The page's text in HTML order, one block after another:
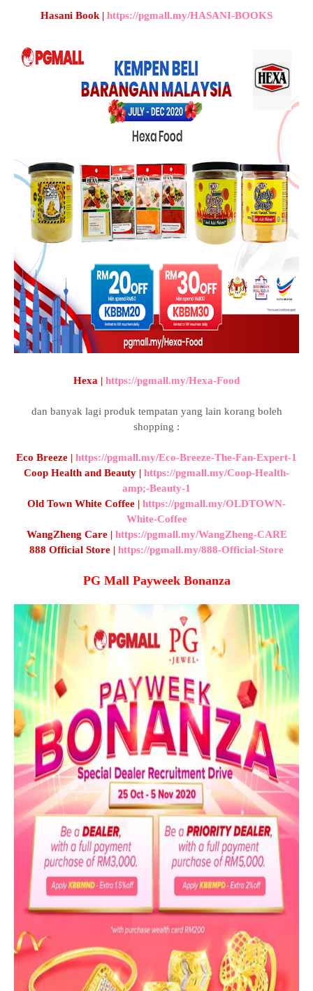
Hasani Book | https://pgmall.my/HASANI-BOOKS
Hexa | https://pgmall.my/Hexa-Food
dan banyak lagi produk tempatan yang lain korang boleh
shopping :
Eco Breeze | https://pgmall.my/Eco-Breeze-The-Fan-Expert-1
Coop Health and Beauty | https://pgmall.my/Coop-Health-
amp;-Beauty-1
Old Town White Coffee | https://pgmall.my/OLDTOWN-
White-Coffee
WangZheng Care | https://pgmall.my/WangZheng-CARE
888 Official Store | https://pgmall.my/888-Official-Store
PG Mall Payweek Bonanza